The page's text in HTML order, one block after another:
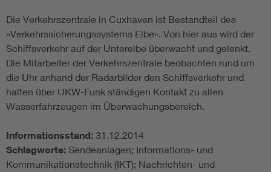
Die Verkehrszentrale in Cuxhaven ist Bestandteil des
»Verkehrssicherungssystems Elbe«. Von hier aus wird der
Schiffsverkehr auf der Unterelbe überwacht und gelenkt.
Die Mitarbeiter der Verkehrszentrale beobachten rund um
die Uhr anhand der Radarbilder den Schiffsverkehr und
halten über UKW-Funk ständigen Kontakt zu allen
Wasserfahrzeugen im Überwachungsbereich.
Informationsstand: 31.12.2014
Schlagworte: Sendeanlagen; Informations- und
Kommunikationstechnik (IKT); Nachrichten- und